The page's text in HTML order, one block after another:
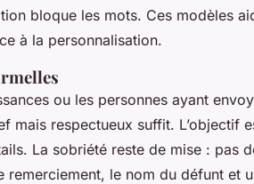
bloque les mots. Ces modèles
à la personnalisation.
ou les personnes ayant
mais respectueux suffit. L’objectif
La sobriété reste de mise : pas
remerciement, le nom du défunt et